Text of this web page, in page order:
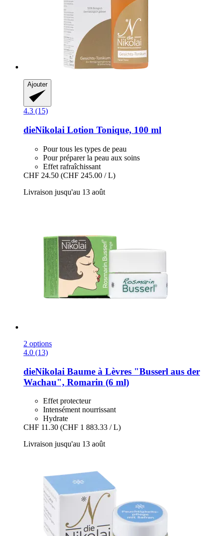
Ajouter
4.3 (15)
dieNikolai Lotion Tonique, 100 ml
Pour tous les types de peau
Pour préparer la peau aux soins
Effet rafraîchissant
CHF 24.50 (CHF 245.00 / L)
Livraison jusqu'au 13 août
2 options
4.0 (13)
dieNikolai Baume à Lèvres "Busserl aus der
Wachau", Romarin (6 ml)
Effet protecteur
Intensément nourrissant
Hydrate
CHF 11.30 (CHF 1 883.33 / L)
Livraison jusqu'au 13 août